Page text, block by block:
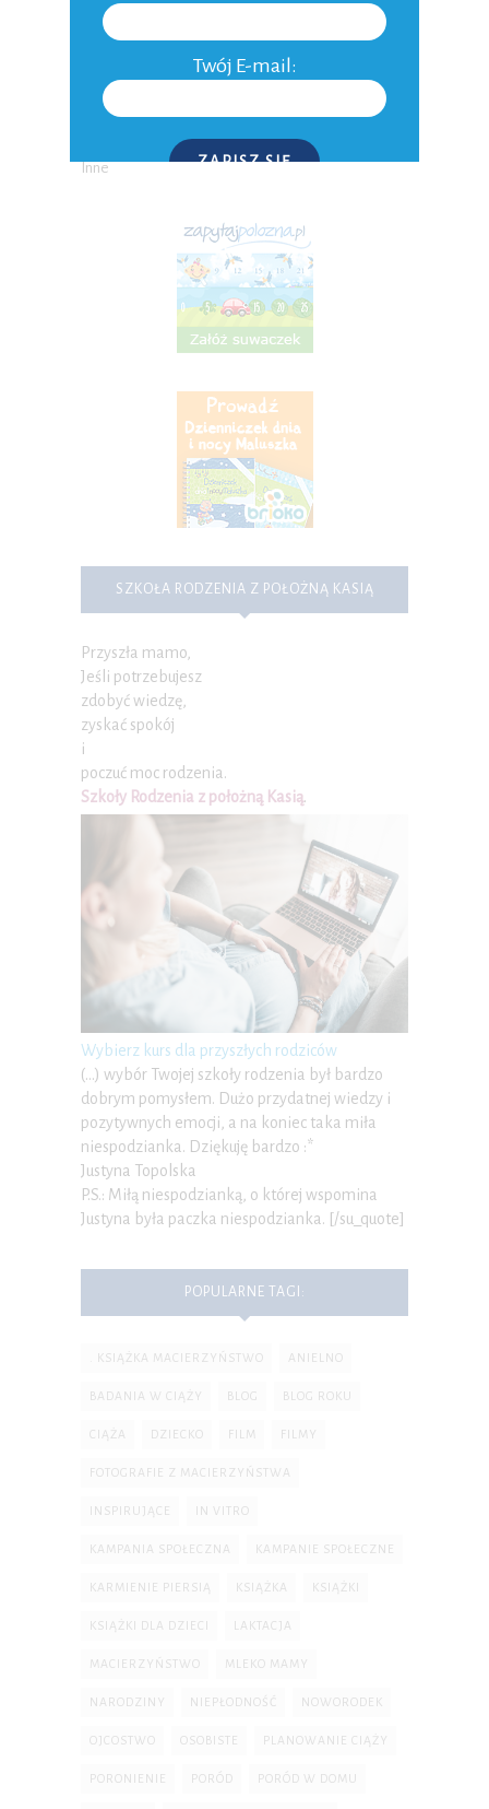
Ojcostwo
Aktualności
Niepłodność
Inne
SZKOŁA RODZENIA Z POŁOŻNĄ KASIĄ
Przyszła mamo,
Jeśli potrzebujesz
zdobyć wiedzę,
zyskać spokój
i
poczuć moc rodzenia.
Szkoły Rodzenia z położną Kasią.
Wybierz kurs dla przyszłych rodziców
(…) wybór Twojej szkoły rodzenia był bardzo
dobrym pomysłem. Dużo przydatnej wiedzy i
pozytywnych emocji, a na koniec taka miła
niespodzianka. Dziękuję bardzo :*
Justyna Topolska
P.S.: Miłą niespodzianką, o której wspomina
Justyna była paczka niespodzianka. [/su_quote]
POPULARNE TAGI:
. KSIĄŻKA MACIERZYŃSTWO ANIELNO
BADANIA W CIĄŻY BLOG BLOG ROKU
CIĄŻA DZIECKO FILM FILMY
FOTOGRAFIE Z MACIERZYŃSTWA
INSPIRUJĄCE IN VITRO
KAMPANIA SPOŁECZNA KAMPANIE SPOŁECZNE
KARMIENIE PIERSIĄ KSIĄŻKA KSIĄŻKI
KSIĄŻKI DLA DZIECI LAKTACJA
MACIERZYŃSTWO MLEKO MAMY
NARODZINY NIEPŁODNOŚĆ NOWORODEK
OJCOSTWO OSOBISTE PLANOWANIE CIĄŻY
PORONIENIE PORÓD PORÓD W DOMU
Twój E-mail:
ZAPISZ SIĘ